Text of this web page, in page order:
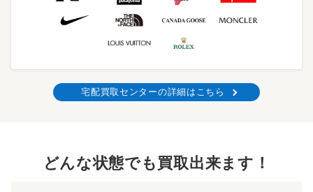
宅配買取センターの詳細はこちら
どんな状態でも買取出来ます！